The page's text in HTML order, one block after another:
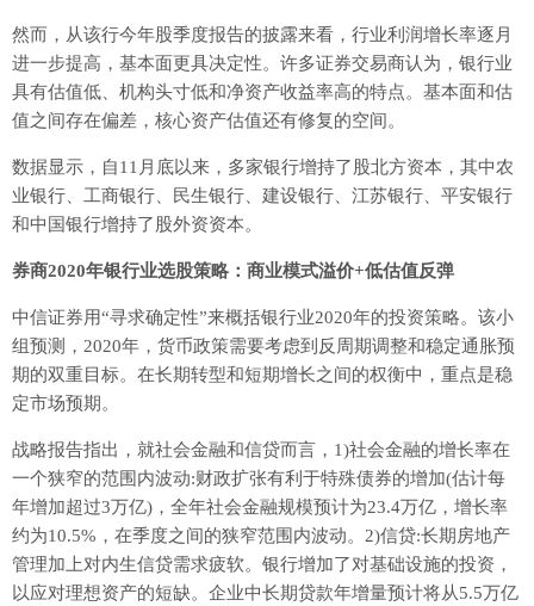
然而，从该行今年股季度报告的披露来看，行业利润增长率逐月
进一步提高，基本面更具决定性。许多证券交易商认为，银行业
具有估值低、机构头寸低和净资产收益率高的特点。基本面和估
值之间存在偏差，核心资产估值还有修复的空间。
数据显示，自11月底以来，多家银行增持了股北方资本，其中农
业银行、工商银行、民生银行、建设银行、江苏银行、平安银行
和中国银行增持了股外资资本。
券商2020年银行业选股策略：商业模式溢价+低估值反弹
中信证券用“寻求确定性”来概括银行业2020年的投资策略。该小
组预测，2020年，货币政策需要考虑到反周期调整和稳定通胀预
期的双重目标。在长期转型和短期增长之间的权衡中，重点是稳
定市场预期。
战略报告指出，就社会金融和信贷而言，1)社会金融的增长率在
一个狭窄的范围内波动:财政扩张有利于特殊债券的增加(估计每
年增加超过3万亿)，全年社会金融规模预计为23.4万亿，增长率
约为10.5%，在季度之间的狭窄范围内波动。2)信贷:长期房地产
管理加上对内生信贷需求疲软。银行增加了对基础设施的投资，
以应对理想资产的短缺。企业中长期贷款年增量预计将从5.5万亿